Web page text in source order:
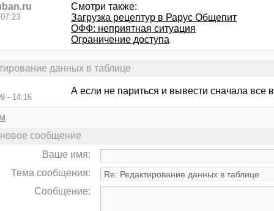
Смотри также:
Загрузка рецептур в Рарус Общепит
ОФФ: неприятная ситуация
Ограничение доступа
данных в таблице
- 14:16
А если не париться и вывести сначала все
сообщение
Ваше имя:
Тема сообщения:
Сообщение: